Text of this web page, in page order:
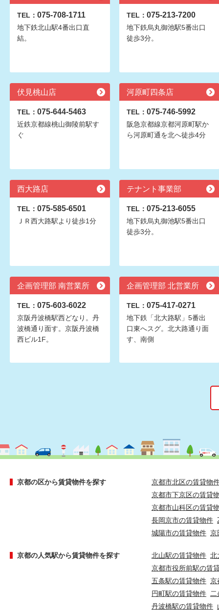
TEL： 075-708-1711
地下鉄北山駅4番出口直
結。
TEL： 075-213-7200
地下鉄烏丸御池駅5番出口
徒歩3分。
伏見桃山店
TEL： 075-644-5463
近鉄京都線桃山御陵前駅す
ぐ
河原町四条店
TEL： 075-746-5992
阪急京都線京都河原町駅か
ら河原町通を北へ徒歩4分
西大路店
TEL： 075-585-6501
ＪＲ西大路駅より徒歩1分
テナント事業部
TEL： 075-213-6055
地下鉄烏丸御池駅5番出口
徒歩3分。
企画管理部 南営業所
TEL： 075-603-6022
京阪丹波橋駅西どなり。丹
波橋通り面す。京阪丹波橋
西ビル1F。
企画管理部 北営業所
TEL： 075-417-0271
地下鉄「北大路駅」5番出
口東へスグ。北大路通り面
す、南側
京都の区から賃貸物件を探す
京都市北区の賃貸物
京都市下京区の賃貸
京都市山科区の賃貸
長岡京市の賃貸物件
城陽市の賃貸物件 京
京都の人気駅から賃貸物件を探す 北山駅の賃貸物件 北
京都市役所前駅の賃
五条駅の賃貸物件 京
円町駅の賃貸物件
丹波橋駅の賃貸物件